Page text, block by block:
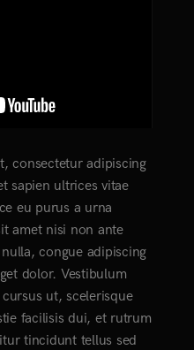
consectetur adipiscing
sapien ultrices vitae
eu purus a urna
amet nisi non ante
congue adipiscing
dolor. Vestibulum
ut, scelerisque
facilisis dui, et rutrum
tincidunt tellus sed